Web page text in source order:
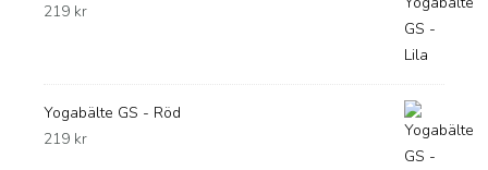
219 kr
Yogabälte GS - Röd
219 kr